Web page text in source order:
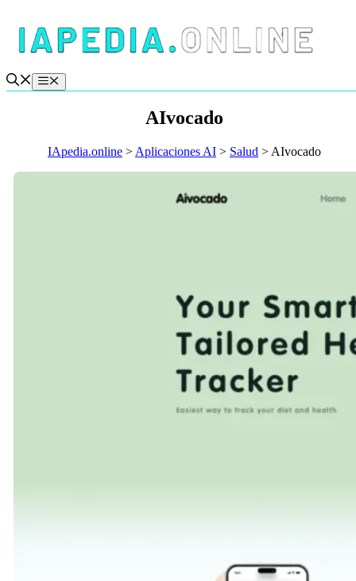
contenido
Menú
AIvocado
IApedia.online > Aplicaciones AI > Salud > AIvocado